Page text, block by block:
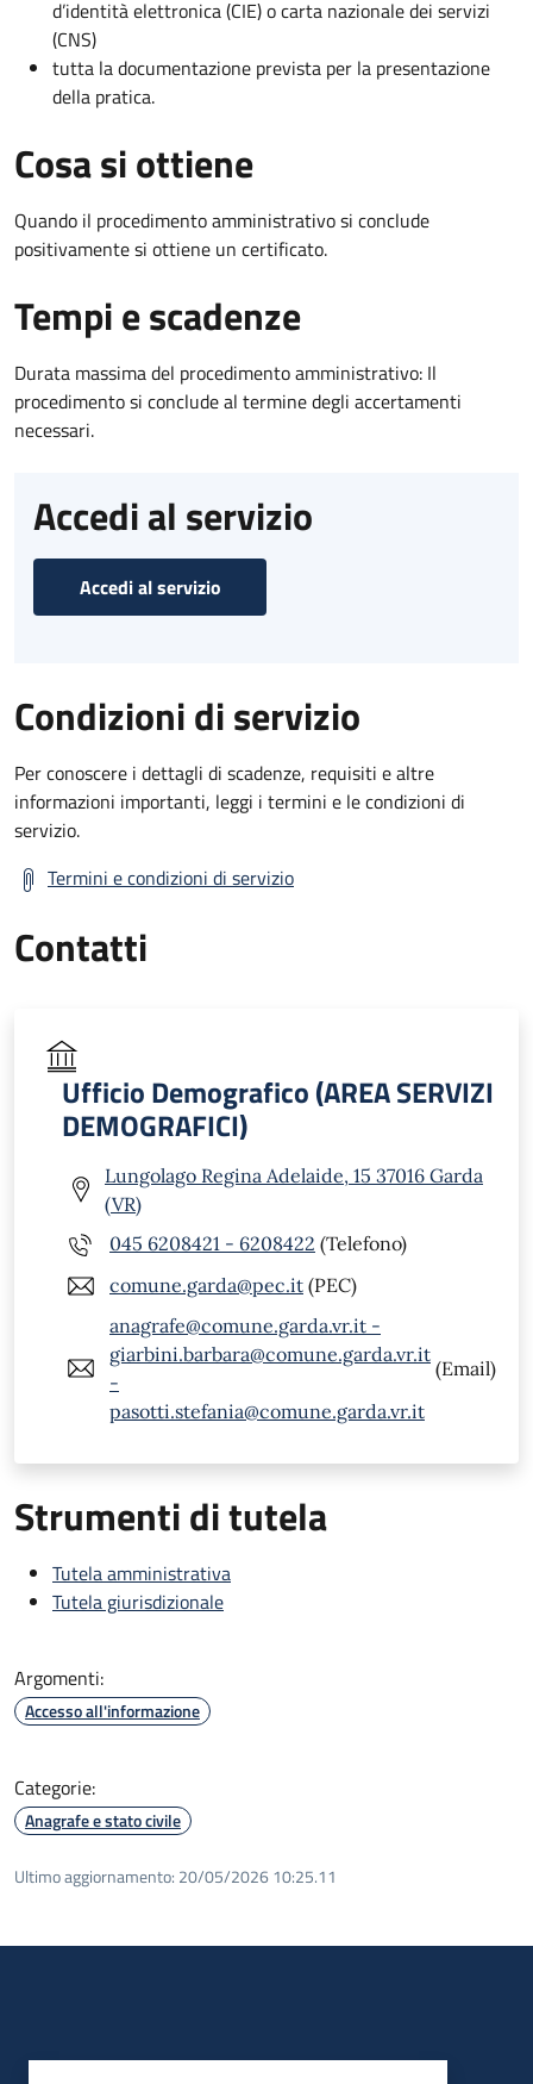
d’identità elettronica (CIE) o carta nazionale dei servizi
(CNS)
tutta la documentazione prevista per la presentazione
della pratica.
Cosa si ottiene
Quando il procedimento amministrativo si conclude
positivamente si ottiene un certificato.
Tempi e scadenze
Durata massima del procedimento amministrativo: Il
procedimento si conclude al termine degli accertamenti
necessari.
Accedi al servizio
Accedi al servizio
Condizioni di servizio
Per conoscere i dettagli di scadenze, requisiti e altre
informazioni importanti, leggi i termini e le condizioni di
servizio.
Termini e condizioni di servizio
Contatti
Ufficio Demografico (AREA SERVIZI
DEMOGRAFICI)
Lungolago Regina Adelaide, 15 37016 Garda
(VR)
045 6208421 - 6208422 (Telefono)
comune.garda@pec.it (PEC)
anagrafe@comune.garda.vr.it -
giarbini.barbara@comune.garda.vr.it
-
pasotti.stefania@comune.garda.vr.it
(Email)
Strumenti di tutela
Tutela amministrativa
Tutela giurisdizionale
Argomenti:
Accesso all'informazione
Categorie:
Anagrafe e stato civile
Ultimo aggiornamento: 20/05/2026 10:25.11